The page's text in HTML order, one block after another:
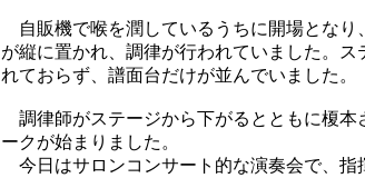
自販機で喉を潤しているうちに開場となり
が縦に置かれ、調律が行われていました。
れておらず、譜面台だけが並んでいました。
調律師がステージから下がるとともに榎本
ークが始まりました。
今日はサロンコンサート的な演奏会で、指